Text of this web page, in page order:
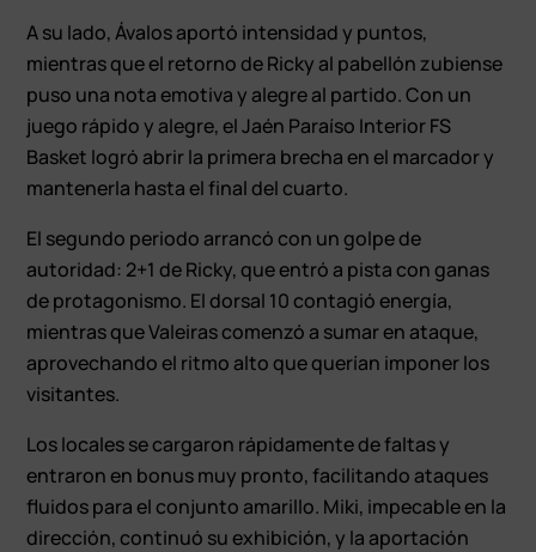
A su lado, Ávalos aportó intensidad y puntos,
mientras que el retorno de Ricky al pabellón zubiense
puso una nota emotiva y alegre al partido. Con un
juego rápido y alegre, el Jaén Paraíso Interior FS
Basket logró abrir la primera brecha en el marcador y
mantenerla hasta el final del cuarto.
El segundo periodo arrancó con un golpe de
autoridad: 2+1 de Ricky, que entró a pista con ganas
de protagonismo. El dorsal 10 contagió energía,
mientras que Valeiras comenzó a sumar en ataque,
aprovechando el ritmo alto que querían imponer los
visitantes.
Los locales se cargaron rápidamente de faltas y
entraron en bonus muy pronto, facilitando ataques
fluidos para el conjunto amarillo. Miki, impecable en la
dirección, continuó su exhibición, y la aportación